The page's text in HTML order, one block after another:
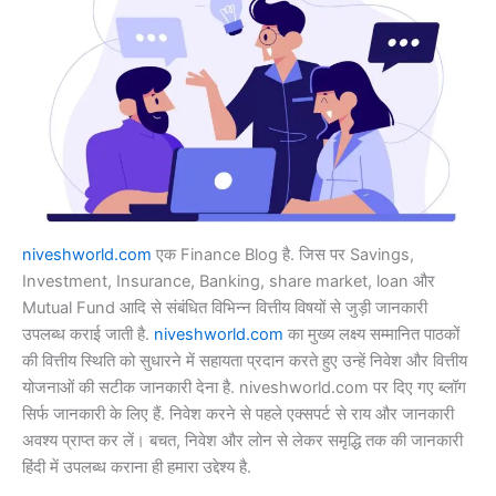
niveshworld.com एक Finance Blog है. जिस पर Savings,
Investment, Insurance, Banking, share market, loan और
Mutual Fund आदि से संबंधित विभिन्न वित्तीय विषयों से जुड़ी जानकारी
उपलब्ध कराई जाती है. niveshworld.com का मुख्य लक्ष्य सम्मानित पाठकों
की वित्तीय स्थिति को सुधारने में सहायता प्रदान करते हुए उन्हें निवेश और वित्तीय
योजनाओं की सटीक जानकारी देना है. niveshworld.com पर दिए गए ब्लॉग
सिर्फ जानकारी के लिए हैं. निवेश करने से पहले एक्सपर्ट से राय और जानकारी
अवश्य प्राप्त कर लें। बचत, निवेश और लोन से लेकर समृद्धि तक की जानकारी
हिंदी में उपलब्ध कराना ही हमारा उद्देश्य है.